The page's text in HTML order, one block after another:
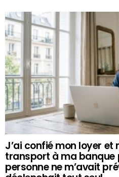
J’ai confié mon loyer
transport à ma banque
personne ne m’avait